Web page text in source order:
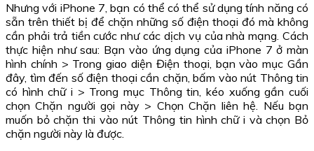
Nhưng với iPhone 7, bạn có thể có thể sử dụng tính năng có
sẵn trên thiết bị để chặn những số điện thoại đó mà không
cần phải trả tiền cước như các dịch vụ của nhà mạng. Cách
thực hiện như sau: Bạn vào ứng dụng của iPhone 7 ở màn
hình chính > Trong giao diện Điện thoại, bạn vào mục Gần
đây, tìm đến số điện thoại cần chặn, bấm vào nút Thông tin
có hình chữ i > Trong mục Thông tin, kéo xuống gần cuối
chọn Chặn người gọi này > Chọn Chặn liên hệ. Nếu bạn
muốn bỏ chặn thi vào nút Thông tin hình chữ i và chọn Bỏ
chặn người này là được.